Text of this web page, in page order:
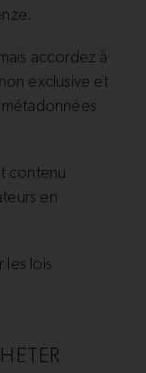
accordez à
exclusive et
contenu
en
les lois